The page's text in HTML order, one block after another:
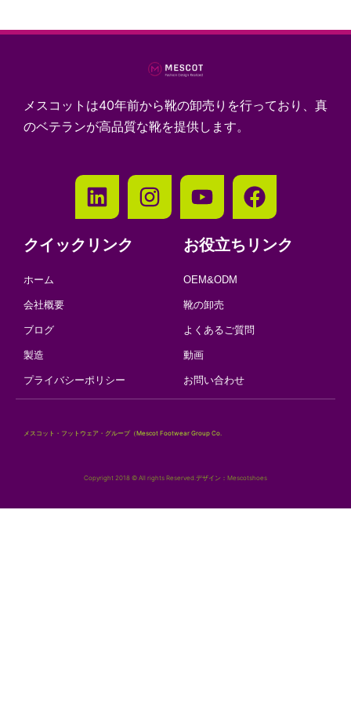
メスコットは40年前から靴の卸売りを行っており、真
のベテランが高品質な靴を提供します。
クイックリンク
ホーム
会社概要
ブログ
製造
プライバシーポリシー
お役立ちリンク
OEM&ODM
靴の卸売
よくあるご質問
動画
お問い合わせ
メスコット・フットウェア・グループ（Mescot Footwear Group Co.
Copyright 2018 © All rights Reserved.デザイン：Mescotshoes